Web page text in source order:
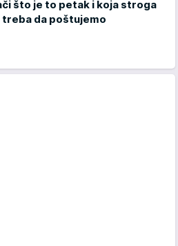
što je to petak i koja stroga
treba da poštujemo